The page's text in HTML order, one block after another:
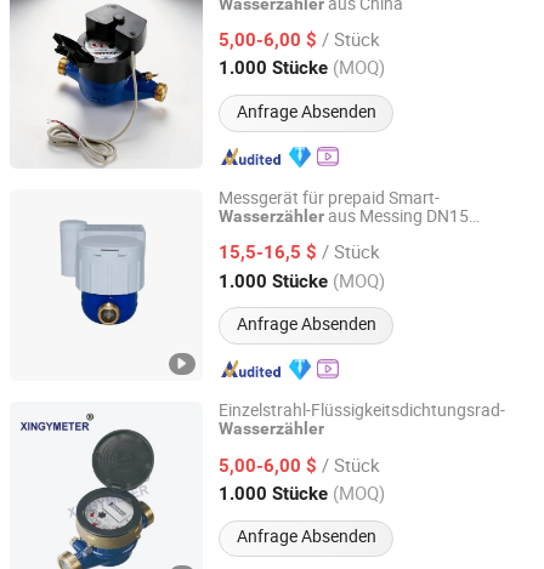
5,00-6,00 $ / Stück
1.000 Stücke (MOQ)
Anfrage Absenden
Ningbo Xingyuan Meter Technology Co., Ltd.
Zhejiang, China Seit 2021
Messgerät für prepaid Smart-
Wasserzähler aus Messing DN15
15,5-16,5 $ / Stück
1.000 Stücke (MOQ)
Anfrage Absenden
Shandong Rongxian Instrument Technology Co., Ltd.
Shandong, China Seit 2025
Einzelstrahl-Flüssigkeitsdichtungsrad-
Wasserzähler
5,00-6,00 $ / Stück
1.000 Stücke (MOQ)
Anfrage Absenden
Ningbo Xingyuan Meter Technology Co., Ltd.
Zhejiang, China Seit 2021